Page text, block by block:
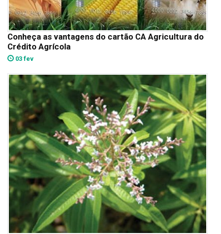
Conheça as vantagens do cartão CA Agricultura do
Crédito Agrícola
03 fev